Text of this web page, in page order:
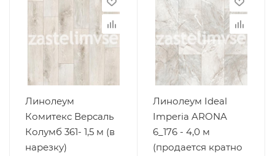
Линолеум
Комитекс Версаль
Колумб 361- 1,5 м (в
нарезку)
Линолеум Ideal
Imperia ARONA
6_176 - 4,0 м
(продается кратно